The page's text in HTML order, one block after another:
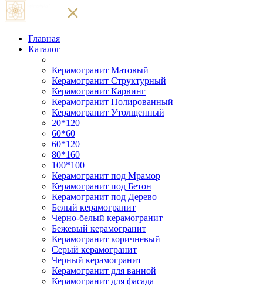
Главная
Каталог
Керамогранит Матовый
Керамогранит Структурный
Керамогранит Карвинг
Керамогранит Полированный
Керамогранит Утолщенный
20*120
60*60
60*120
80*160
100*100
Керамогранит под Мрамор
Керамогранит под Бетон
Керамогранит под Дерево
Белый керамогранит
Черно-белый керамогранит
Бежевый керамогранит
Керамогранит коричневый
Серый керамогранит
Черный керамогранит
Керамогранит для ванной
Керамогранит для фасада